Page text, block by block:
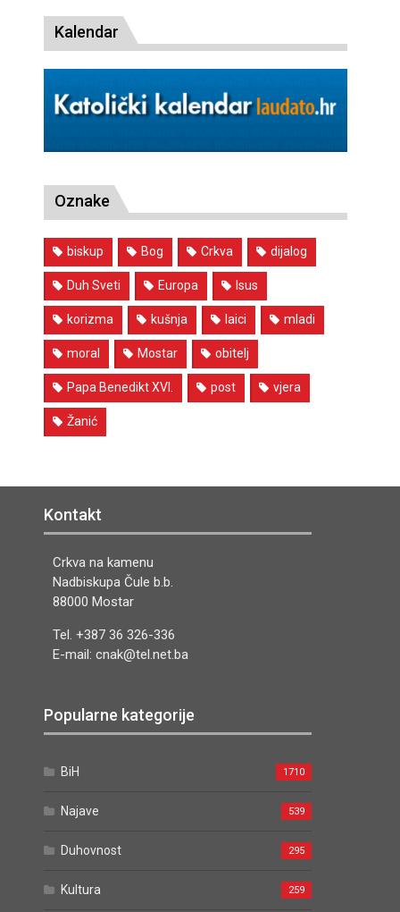
Kalendar
Oznake
biskup Bog Crkva dijalog
Duh Sveti Europa Isus
korizma kušnja laici mladi
moral Mostar obitelj
Papa Benedikt XVI. post vjera
Žanić
Kontakt
Crkva na kamenu
Nadbiskupa Čule b.b.
88000 Mostar
Tel. +387 36 326-336
E-mail: cnak@tel.net.ba
Popularne kategorije
BiH 1710
Najave 539
Duhovnost 295
Kultura 259